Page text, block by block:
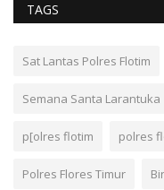
TAGS
Sat Lantas Polres Flotim
Semana Santa Larantuka
p[olres flotim polres
Polres Flores Timur